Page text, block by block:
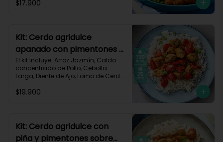
Pastusa, Salsa teriyaki, Receta
Grasas 45g | Proteínas 40g
$17.900
Kit: Cerdo agridulce
apanado con pimentones y
arroz jazmín-116
El kit incluye: Arroz Jazmín, Caldo
concentrado de Pollo, Cebolla
Larga, Diente de Ajo, Lomo de Cerdo
Pimentón Rojo, Salsa de Soya,
Carbohidratos 87g | Grasas 21g |
Proteínas 44g
$19.900
Kit: Cerdo agridulce con
piña y pimentones sobre